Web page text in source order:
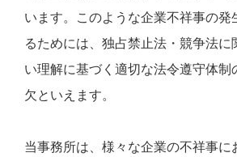
います。このような企業不祥事の発
るためには、独占禁止法・競争法に
い理解に基づく適切な法令遵守体制
欠といえます。
当事務所は、様々な企業の不祥事に